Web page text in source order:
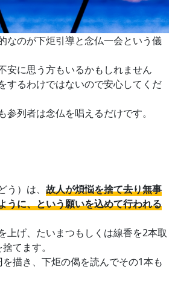
なのが下炬引導と念仏一会という儀
安に思う方もいるかもしれません
するわけではないので安心してくだ
参列者は念仏を唱えるだけです。
）は、 故人が煩悩を捨て去り無事
うに、という願いを込めて行われる
上げ、たいまつもしくは線香を2本取
てます。
描き、下炬の偈を読んでその1本も